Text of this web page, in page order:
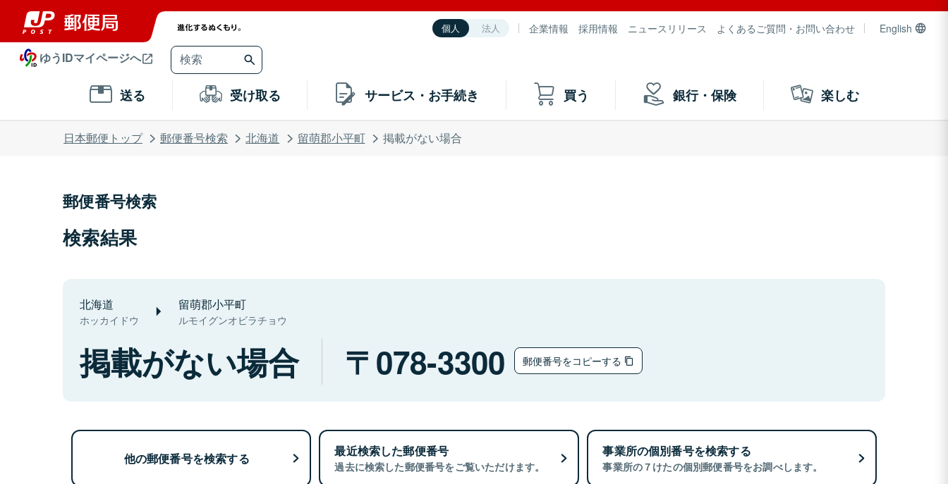
個人 法人 企業情報 採用情報 ニュースリリース よくあるご質問・お問い合わせ English
ゆうIDマイページへ
送る 受け取る サービス・お手続き 買う 銀行・保険 楽しむ
日本郵便トップ 郵便番号検索 北海道 留萌郡小平町 掲載がない場合
郵便番号検索
検索結果
北海道
ホッカイドウ
留萌郡小平町
ルモイグンオビラチョウ
掲載がない場合 078-3300 郵便番号をコピーする
他の郵便番号を検索する 最近検索した郵便番号
過去に検索した郵便番号をご覧いただけます。
事業所の個別番号を検索する
事業所の７けたの個別郵便番号をお調べします。